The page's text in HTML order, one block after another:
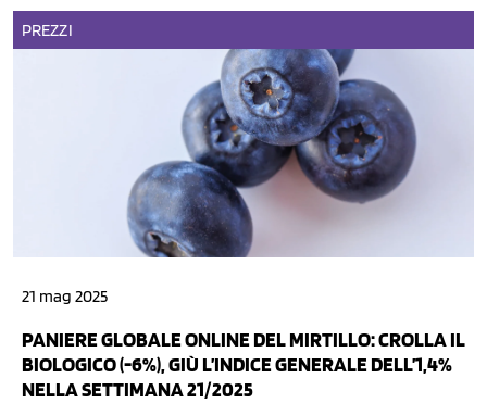
PREZZI
21 mag 2025
PANIERE GLOBALE ONLINE DEL MIRTILLO: CROLLA IL
BIOLOGICO (-6%), GIÙ L’INDICE GENERALE DELL’1,4%
NELLA SETTIMANA 21/2025